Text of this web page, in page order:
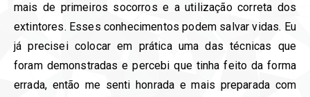
mais de primeiros socorros e a utilização correta dos
extintores. Esses conhecimentos podem salvar vidas. Eu
já precisei colocar em prática uma das técnicas que
foram demonstradas e percebi que tinha feito da forma
errada, então me senti honrada e mais preparada com